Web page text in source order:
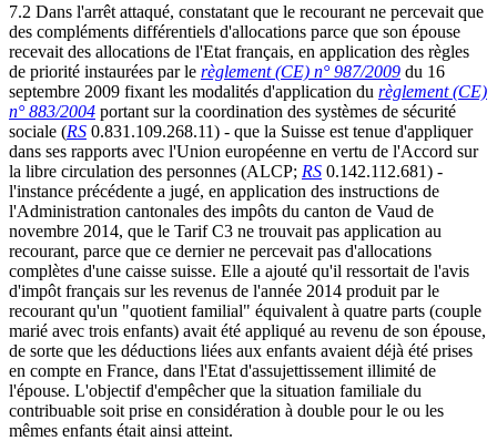
7.2 Dans l'arrêt attaqué, constatant que le recourant ne percevait que
des compléments différentiels d'allocations parce que son épouse
recevait des allocations de l'Etat français, en application des règles
de priorité instaurées par le règlement (CE) n° 987/2009 du 16
septembre 2009 fixant les modalités d'application du règlement (CE)
n° 883/2004 portant sur la coordination des systèmes de sécurité
sociale (RS 0.831.109.268.11) - que la Suisse est tenue d'appliquer
dans ses rapports avec l'Union européenne en vertu de l'Accord sur
la libre circulation des personnes (ALCP; RS 0.142.112.681) -
l'instance précédente a jugé, en application des instructions de
l'Administration cantonales des impôts du canton de Vaud de
novembre 2014, que le Tarif C3 ne trouvait pas application au
recourant, parce que ce dernier ne percevait pas d'allocations
complètes d'une caisse suisse. Elle a ajouté qu'il ressortait de l'avis
d'impôt français sur les revenus de l'année 2014 produit par le
recourant qu'un "quotient familial" équivalent à quatre parts (couple
marié avec trois enfants) avait été appliqué au revenu de son épouse,
de sorte que les déductions liées aux enfants avaient déjà été prises
en compte en France, dans l'Etat d'assujettissement illimité de
l'épouse. L'objectif d'empêcher que la situation familiale du
contribuable soit prise en considération à double pour le ou les
mêmes enfants était ainsi atteint.